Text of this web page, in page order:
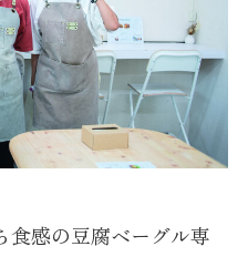
食感の豆腐ベーグル専